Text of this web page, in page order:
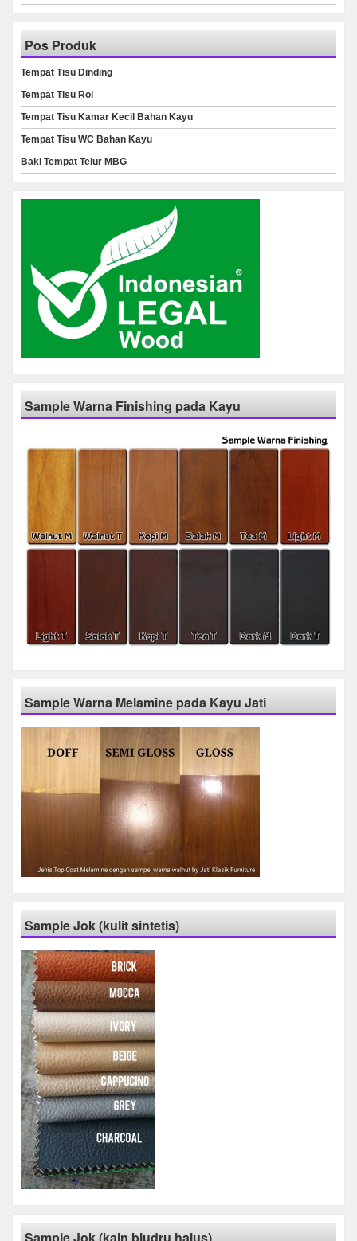
Pos Produk
Tempat Tisu Dinding
Tempat Tisu Rol
Tempat Tisu Kamar Kecil Bahan Kayu
Tempat Tisu WC Bahan Kayu
Baki Tempat Telur MBG
Sample Warna Finishing pada Kayu
Sample Warna Melamine pada Kayu Jati
Sample Jok (kulit sintetis)